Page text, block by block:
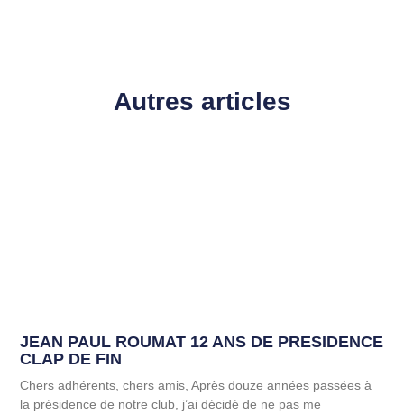
Autres articles
JEAN PAUL ROUMAT 12 ANS DE PRESIDENCE
CLAP DE FIN
Chers adhérents, chers amis, Après douze années passées à
la présidence de notre club, j’ai décidé de ne pas me